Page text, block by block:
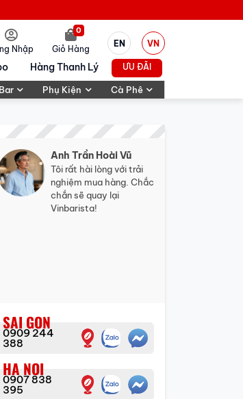
Nhập Giỏ Hàng
0
EN VN
Hàng Thanh Lý ƯU ĐÃI
Phụ Kiện Cà Phê
Anh Trần Hoài Vũ
Tôi rất hài lòng với trải
nghiệm mua hàng. Chắc
chắn sẽ quay lại
Vinbarista!
SAI GON
0909 244
388
HA NOI
0907 838
395